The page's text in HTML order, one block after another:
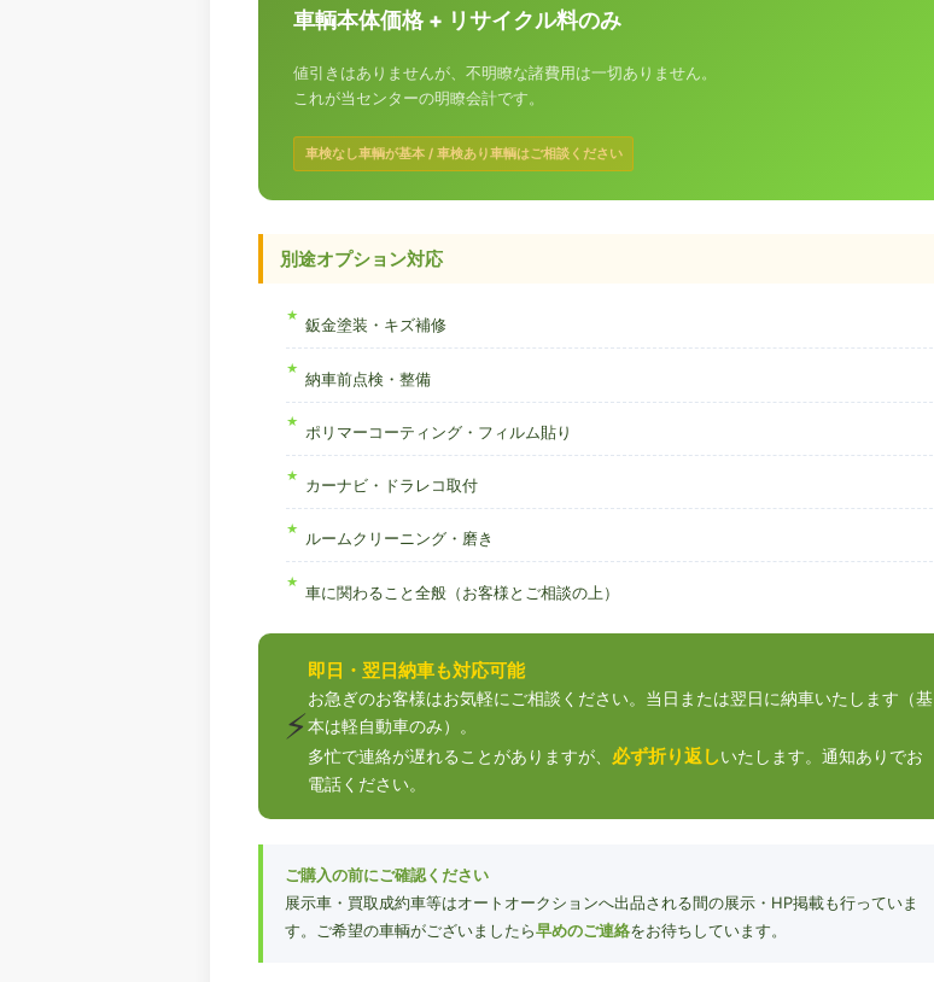
車輌本体価格 + リサイクル料のみ
値引きはありませんが、不明瞭な諸費用は一切ありません。
これが当センターの明瞭会計です。
車検なし車輌が基本 / 車検あり車輌はご相談ください
別途オプション対応
鈑金塗装・キズ補修
納車前点検・整備
ポリマーコーティング・フィルム貼り
カーナビ・ドラレコ取付
ルームクリーニング・磨き
車に関わること全般（お客様とご相談の上）
⚡
即日・翌日納車も対応可能
お急ぎのお客様はお気軽にご相談ください。当日または翌日に納車いたします（基
本は軽自動車のみ）。
多忙で連絡が遅れることがありますが、 必ず折り返しいたします。通知ありでお
電話ください。
ご購入の前にご確認ください
展示車・買取成約車等はオートオークションへ出品される間の展示・HP掲載も行っていま
す。ご希望の車輌がございましたら早めのご連絡をお待ちしています。